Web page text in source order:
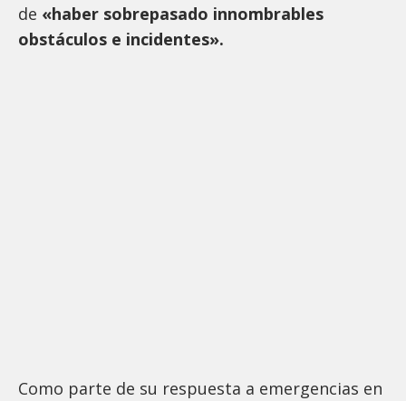
de «haber sobrepasado innombrables
obstáculos e incidentes».
Como parte de su respuesta a emergencias en